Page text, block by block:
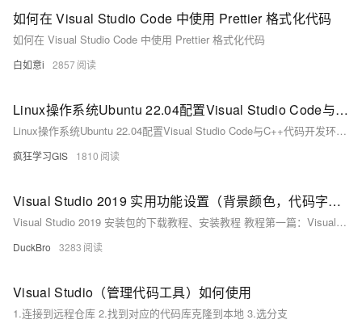
如何在 Visual Studio Code 中使用 Prettier 格式化代码
如何在 Visual Studio Code 中使用 Prettier 格式化代码
白如意i 2857
Linux操作系统Ubuntu 22.04配置Visual Studio Code与C++代码开发环境的方法
Linux操作系统Ubuntu 22.04配置Visual Studio Code与C++代码开发环境的方法
疯狂学习GIS 1810
Visual Studio 2019 实用功能设置（背景颜色，代码字体及行号设置）
Visual Studio 2019 安装包的下载教程、安装教程 教程第一篇：Visual Studio 2019 详细安装教程（图文版） 第二篇：Visual Studio 2019 实用功能设置（背景颜色，代码颜色及行号设置） 第三篇：Visual Studio 2019 代码调试技巧 第四篇：Visual Studio 2019 解决scanf 警告问题
DuckBro 3283
Visual Studio（管理代码工具）如何使用
1.连接到远程仓库 2.找到对应的代码库克隆到本地 3.选分支